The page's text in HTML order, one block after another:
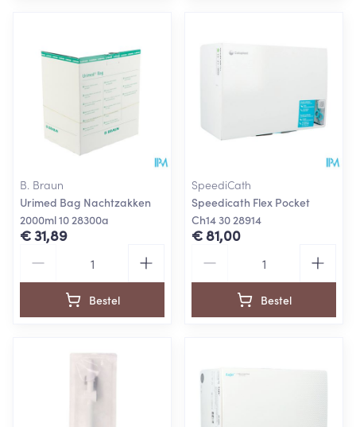
B. Braun
Urimed Bag Nachtzakken
2000ml 10 28300a
€ 31,89
Bestel
SpeediCath
Speedicath Flex Pocket
Ch14 30 28914
€ 81,00
Bestel